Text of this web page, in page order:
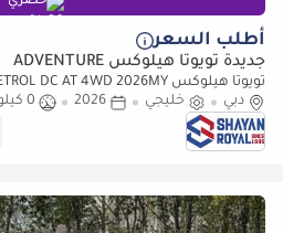
أطلب السعر
جديدة تويوتا هيلوكس ADVENTURE
تويوتا هيلوكس ADVENTURE 4.0L V6 PETROL DC AT 4WD 2026MY
دبي
خليجي 2026
0 كيلومتر